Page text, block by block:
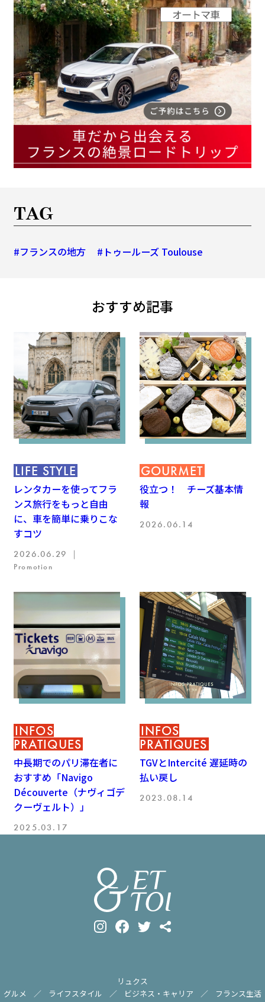
TAG
#フランスの地方 #トゥールーズ Toulouse
おすすめ記事
LIFE STYLE
レンタカーを使ってフラ
ンス旅行をもっと自由
に、車を簡単に乗りこな
すコツ
2026.06.29 ｜
Promotion
GOURMET
役立つ！ チーズ基本情
報
2026.06.14
INFOS
PRATIQUES
中長期でのパリ滞在者に
おすすめ「Navigo
Découverte（ナヴィゴデ
クーヴェルト）」
2025.03.17
INFOS
PRATIQUES
TGVとIntercité 遅延時の
払い戻し
2023.08.14
リュクス
グルメ
ライフスタイル ビジネス・キャリア
フランス生活